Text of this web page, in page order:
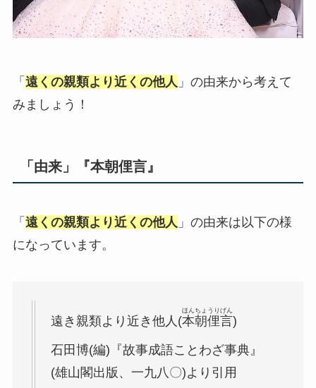
「 遠くの親類より近くの他人 」の由来から考えて
みましょう！
「由来」『本朝俚言』
「 遠くの親類より近くの他人 」の由来は以下の様
になっています。
遠き親類より近き他人(本朝俚言
ほんちょうりげん
)
石田博(編)『故事成語ことわざ事典』
(雄山閣出版、一九八〇)より引用